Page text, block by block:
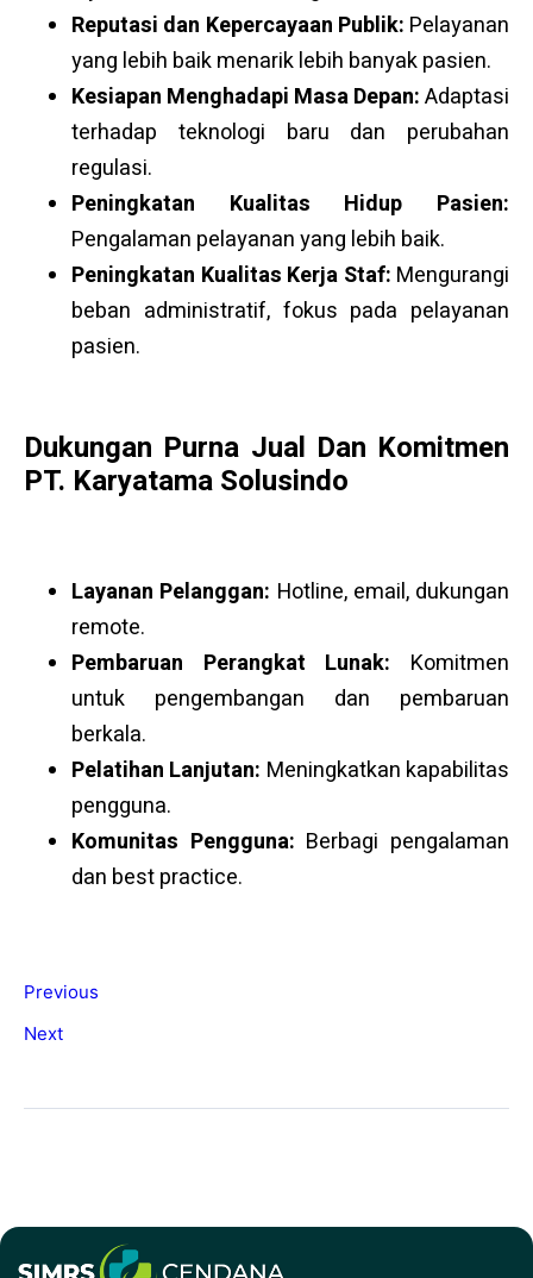
Reputasi dan Kepercayaan Publik: Pelayanan
yang lebih baik menarik lebih banyak pasien.
Kesiapan Menghadapi Masa Depan:Adaptasi
terhadap teknologi baru dan perubahan
regulasi.
Peningkatan Kualitas Hidup Pasien:
Pengalaman pelayanan yang lebih baik.
Peningkatan Kualitas Kerja Staf: Mengurangi
beban administratif, fokus pada pelayanan
pasien.
Dukungan Purna Jual Dan Komitmen
PT. Karyatama Solusindo
Layanan Pelanggan: Hotline, email, dukungan
remote.
Pembaruan Perangkat Lunak: Komitmen
untuk pengembangan dan pembaruan
berkala.
Pelatihan Lanjutan: Meningkatkan kapabilitas
pengguna.
Komunitas Pengguna: Berbagi pengalaman
dan best practice.
Previous
Next